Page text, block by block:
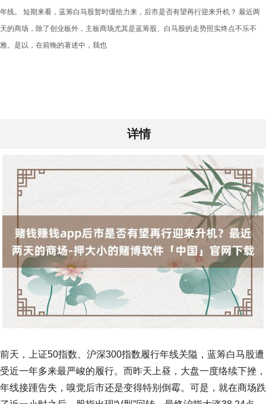
年线。 短期来看，蓝筹白马股暂时缓给力来，后市是否有望再行迎来升机？ 最近两
天的商场，除了创业板外，主板商场尤其是蓝筹股、白马股的走势照实终点不乐不
雅。是以，在前晚的著述中，我也
详情
前天，上证50指数、沪深300指数履行年线关隘，蓝筹白马股遭
受近一年多来最严峻的履行。而昨天上昼，大盘一度络续下挫，
年线接踵告失，嗅觉后市还是变得特别倒霉。可是，就在商场跌